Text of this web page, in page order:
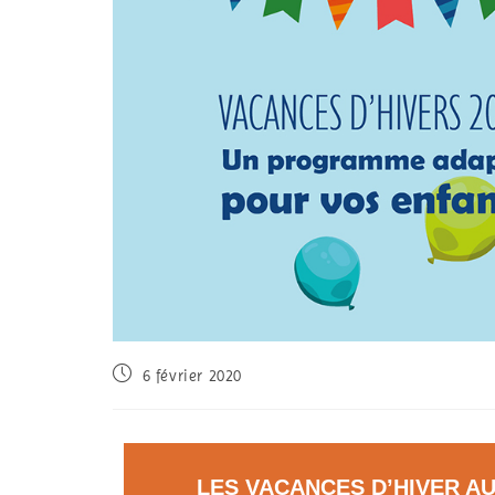
6 février 2020
LES VACANCES D’HIVER